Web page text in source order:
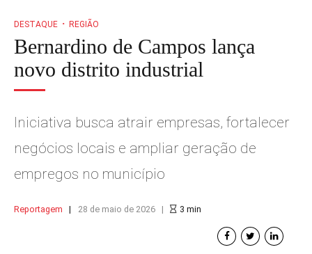
DESTAQUE REGIÃO
Bernardino de Campos lança
novo distrito industrial
Iniciativa busca atrair empresas, fortalecer
negócios locais e ampliar geração de
empregos no município
Reportagem 28 de maio de 2026 3 min